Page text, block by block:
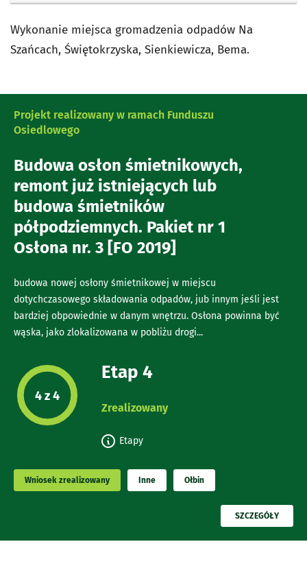
Wykonanie miejsca gromadzenia odpadów Na
Szańcach, Świętokrzyska, Sienkiewicza, Bema.
Projekt realizowany w ramach Funduszu
Osiedlowego
Budowa osłon śmietnikowych,
remont już istniejących lub
budowa śmietników
półpodziemnych. Pakiet nr 1
Osłona nr. 3 [FO 2019]
budowa nowej osłony śmietnikowej w miejscu
dotychczasowego składowania odpadów, jub innym jeśli jest
bardziej obpowiednie w danym wnętrzu. Osłona powinna być
wąska, jako zlokalizowana w pobliżu drogi...
Etap projektu:
4 z 4
Etap 4
Zrealizowany
Etapy
Wniosek zrealizowany Inne Ołbin
PRZECZYTAJ
SZCZEGÓŁY